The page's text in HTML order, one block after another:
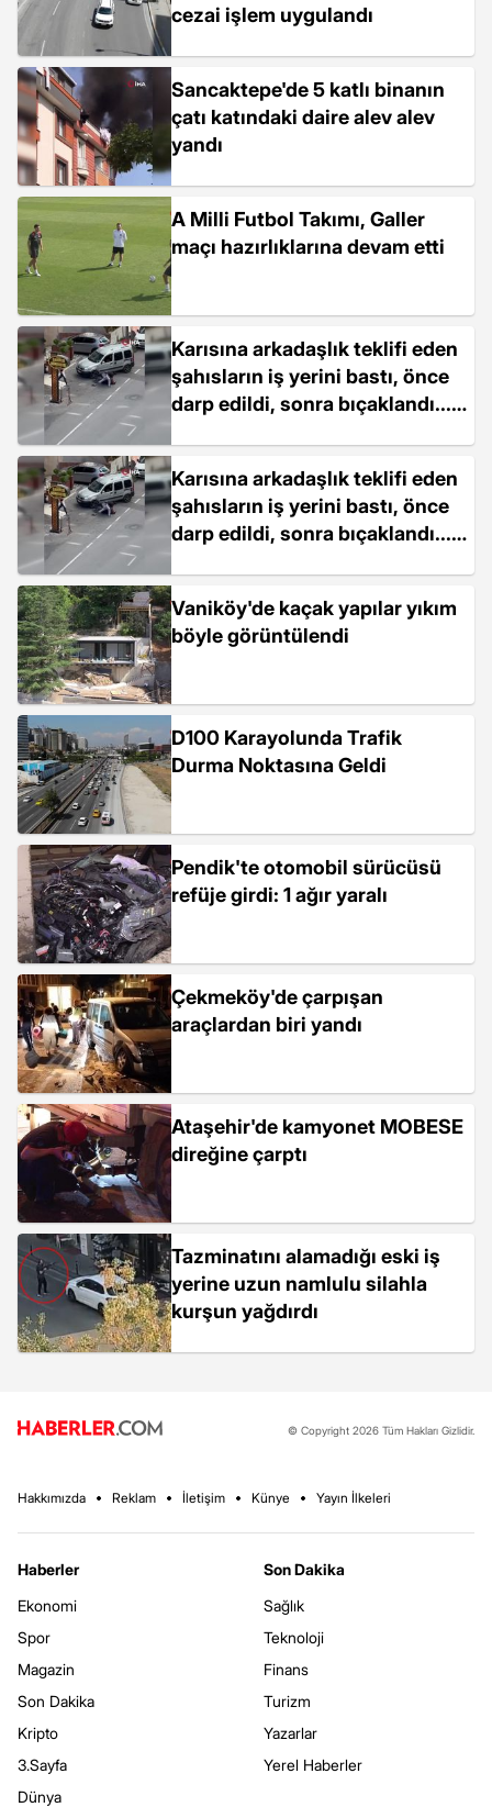
cezai işlem uygulandı
Sancaktepe'de 5 katlı binanın
çatı katındaki daire alev alev
yandı
A Milli Futbol Takımı, Galler
maçı hazırlıklarına devam etti
Karısına arkadaşlık teklifi eden
şahısların iş yerini bastı, önce
darp edildi, sonra bıçaklandı...O
Karısına arkadaşlık teklifi eden
şahısların iş yerini bastı, önce
darp edildi, sonra bıçaklandı...O
Vaniköy'de kaçak yapılar yıkım
böyle görüntülendi
D100 Karayolunda Trafik
Durma Noktasına Geldi
Pendik'te otomobil sürücüsü
refüje girdi: 1 ağır yaralı
Çekmeköy'de çarpışan
araçlardan biri yandı
Ataşehir'de kamyonet MOBESE
direğine çarptı
Tazminatını alamadığı eski iş
yerine uzun namlulu silahla
kurşun yağdırdı
© Copyright 2026 Tüm Hakları Gizlidir.
Hakkımızda Reklam İletişim Künye Yayın İlkeleri
Haberler
Ekonomi
Spor
Magazin
Son Dakika
Kripto
3.Sayfa
Dünya
Son Dakika
Sağlık
Teknoloji
Finans
Turizm
Yazarlar
Yerel Haberler